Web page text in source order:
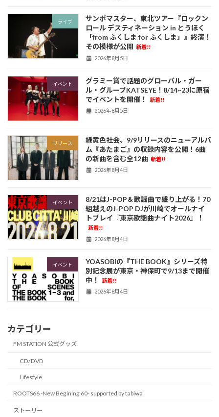
ライブ
サンボマスター、東北ツアー『ロックン
ロール デスティネーション in とうほく
「from ふくしま for ふくしま」』終演！
その模様が公開 新着!!
2026年8月5日
イベント
グラミー賞で話題のグローバル・ガー
ル・グループKATSEYE！8/14~23に原宿
でイベントを開催！
新着!!
2026年8月5日
リリース
緑黄色社会、9/9リリースのニューアルバ
ム『あたまご』の収録内容を公開！6曲
の新曲を含む全12曲 新着!!
2026年8月4日
イベント
8/21はJ-POP＆歌謡曲で盛り上がる！70
組越えのJ-POP DJが川崎でオールナイ
トプレイ『東京歌謡曲ナイト2026』！
新着!!
2026年8月4日
イベント
YOASOBIの『THE BOOK』シリーズ特
別記念展が東京・神保町で9/13まで開催
中！
新着!!
2026年8月4日
カテゴリー
FM STATION 公式グッズ
CD/DVD
Lifestyle
ROOTS66 -New Begining 60- supported by tabiwa
ストーリー